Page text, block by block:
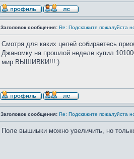
Заголовок сообщения: Re: Подскажите пожалуйста
Смотря для каких целей собираетесь
Джаномку на прошлой неделе купил
мир ВЫШИВКИ!!!:)
Заголовок сообщения: Re: Подскажите пожалуйста
Поле вышиыки можно увеличить, но